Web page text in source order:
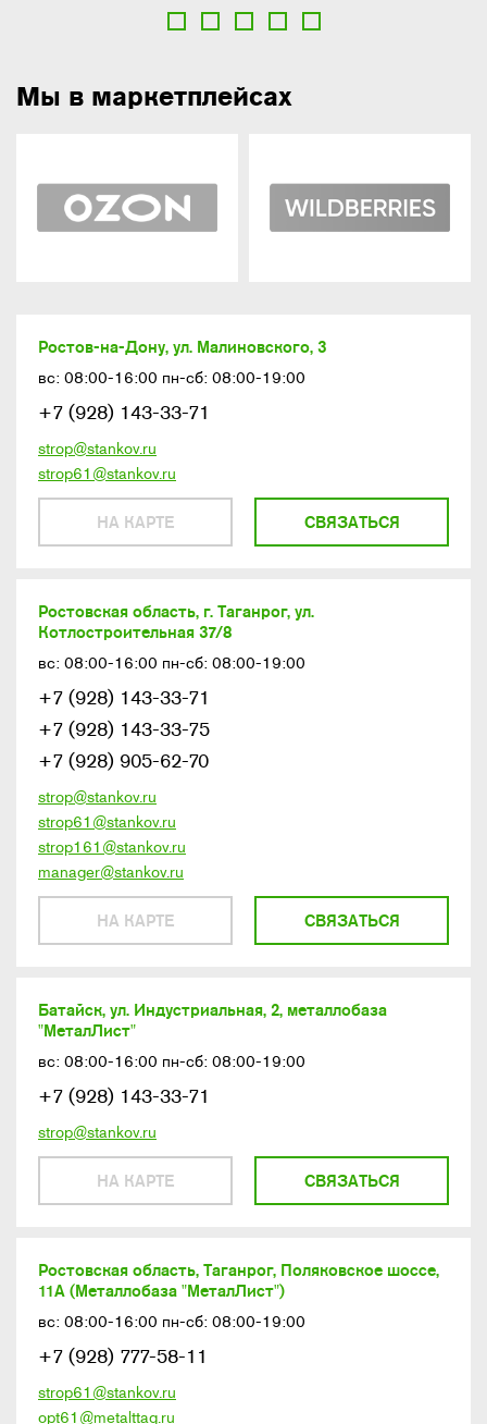
Мы в маркетплейсах
Ростов-на-Дону, ул. Малиновского, 3
вс: 08:00-16:00 пн-сб: 08:00-19:00
НА КАРТЕ
+7 (928) 143-33-71
strop@stankov.ru
strop61@stankov.ru
СВЯЗАТЬСЯ
Ростовская область, г. Таганрог, ул.
Котлостроительная 37/8
вс: 08:00-16:00 пн-сб: 08:00-19:00
НА КАРТЕ
+7 (928) 143-33-71
+7 (928) 143-33-75
+7 (928) 905-62-70
strop@stankov.ru
strop61@stankov.ru
strop161@stankov.ru
manager@stankov.ru
СВЯЗАТЬСЯ
Батайск, ул. Индустриальная, 2, металлобаза
"МеталЛист"
вс: 08:00-16:00 пн-сб: 08:00-19:00
НА КАРТЕ
+7 (928) 143-33-71
strop@stankov.ru
СВЯЗАТЬСЯ
Ростовская область, Таганрог, Поляковское шоссе,
11А (Металлобаза "МеталЛист")
вс: 08:00-16:00 пн-сб: 08:00-19:00
+7 (928) 777-58-11
strop61@stankov.ru
opt61@metalttag.ru